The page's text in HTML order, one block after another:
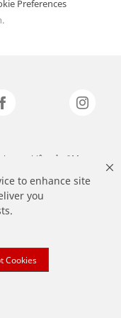
to enhance site
you
Cookies
Preferences
hiệu của 3M.